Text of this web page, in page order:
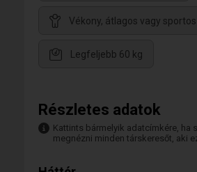
Vékony, átlagos vagy sportos
Legfeljebb 60 kg
Részletes adatok
Kattints bármelyik adatcímkére, ha
megnézni minden társkeresőt, aki